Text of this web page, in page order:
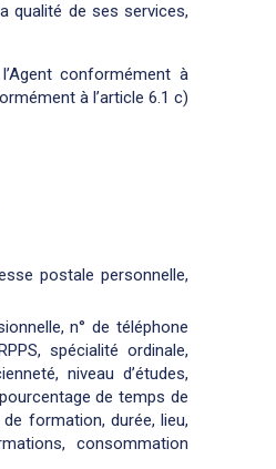
qualité de ses services,
conformément à
à l’article 6.1 c)
postale personnelle,
n° de téléphone
spécialité ordinale,
niveau d’études,
de temps de
formation, durée, lieu,
consommation